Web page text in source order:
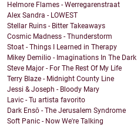
Helmore Flames - Werregarenstraat
Alex Sandra - LOWEST
Stellar Ruins - Bitter Takeaways
Cosmic Madness - Thunderstorm
Stoat - Things I Learned in Therapy
Mikey Demilio - Imaginations In The Dark
Steve Major - For The Rest Of My Life
Terry Blaze - Midnight County Line
Jessi & Joseph - Bloody Mary
Lavic - Tu artista favorito
Dark Ensō - The Jerusalem Syndrome
Soft Panic - Now We're Talking